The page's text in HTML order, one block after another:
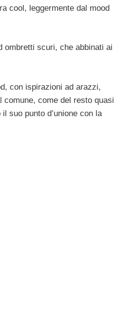
cool, leggermente dal mood
ombretti scuri, che abbinati ai
con ispirazioni ad arazzi,
come del resto quasi
suo punto d’unione con la